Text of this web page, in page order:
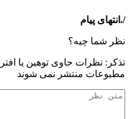
/.انتهای پیام
نظر شما چیه؟
تذكر: نظرات حاوی توهين يا
مطبوعات منتشر نمی شوند